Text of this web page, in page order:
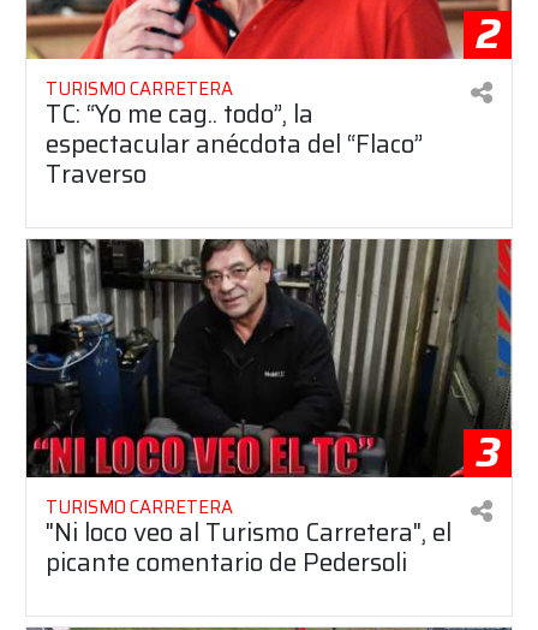
2
TURISMO CARRETERA
TC: “Yo me cag.. todo”, la
espectacular anécdota del “Flaco”
Traverso
3
TURISMO CARRETERA
"Ni loco veo al Turismo Carretera", el
picante comentario de Pedersoli